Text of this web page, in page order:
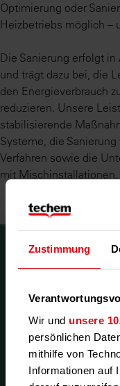
Zustimmung
Wir und unsere
persönlichen
mithilfe von
Informationen auf
Optimierung oder
Heizbetriebs möglich –
Die Sanierung erfolgt in
und trägt dazu bei, die
den Energieverbrauch
reduzieren. Unsere
stabilisierende
Systeme, die
Verfahren sowie die
mit Mischinstallationen.
Haben Sie
Sie ein
Unser